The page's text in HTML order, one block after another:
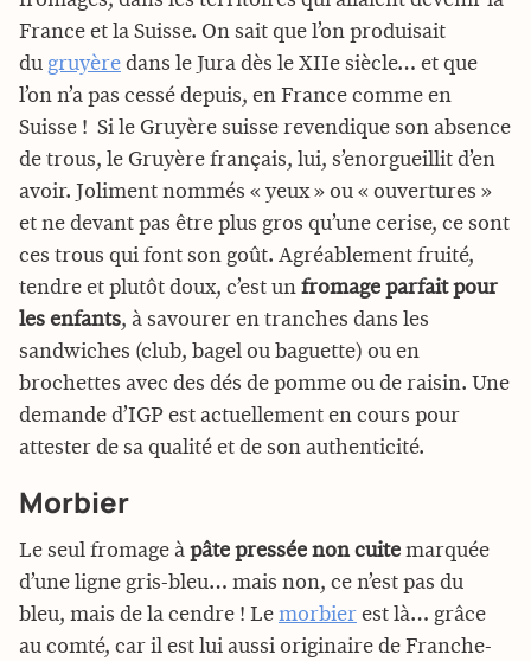
France et la Suisse. On sait que l’on produisait
du gruyère dans le Jura dès le XIIe siècle… et que
l’on n’a pas cessé depuis, en France comme en
Suisse ! Si le Gruyère suisse revendique son absence
de trous, le Gruyère français, lui, s’enorgueillit d’en
avoir. Joliment nommés « yeux » ou « ouvertures »
et ne devant pas être plus gros qu’une cerise, ce sont
ces trous qui font son goût. Agréablement fruité,
tendre et plutôt doux, c’est un fromage parfait pour
les enfants, à savourer en tranches dans les
sandwiches (club, bagel ou baguette) ou en
brochettes avec des dés de pomme ou de raisin. Une
demande d’IGP est actuellement en cours pour
attester de sa qualité et de son authenticité.
Morbier
Le seul fromage à pâte pressée non cuite marquée
d’une ligne gris-bleu… mais non, ce n’est pas du
bleu, mais de la cendre ! Le morbier est là… grâce
au comté, car il est lui aussi originaire de Franche-